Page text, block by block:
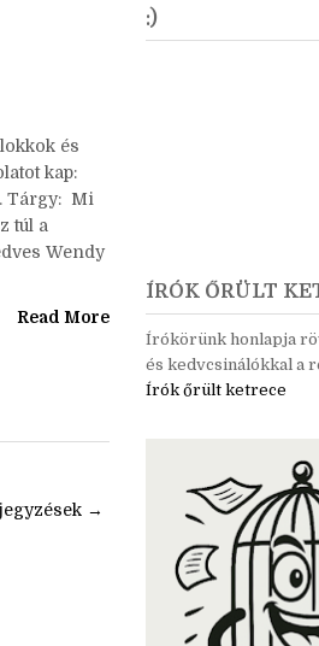
és
kap:
Tárgy: Mi
túl a
Wendy
Read More
→
:)
ÍRÓK ŐRÜLT
Írókörünk honlapja
és kedvcsinálókkal a
Írók őrült ketrece